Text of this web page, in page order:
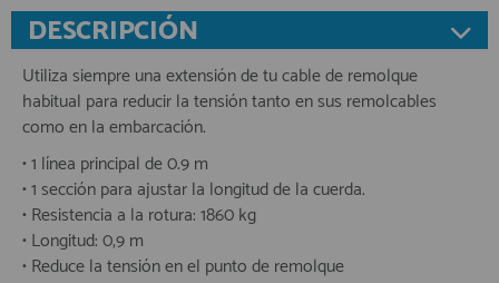
DESCRIPCIÓN
Utiliza siempre una extensión de tu cable de remolque
habitual para reducir la tensión tanto en sus remolcables
como en la embarcación.
• 1 línea principal de 0.9 m
• 1 sección para ajustar la longitud de la cuerda.
• Resistencia a la rotura: 1860 kg
• Longitud: 0,9 m
• Reduce la tensión en el punto de remolque